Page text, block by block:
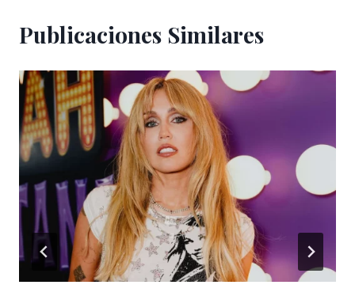
Publicaciones Similares